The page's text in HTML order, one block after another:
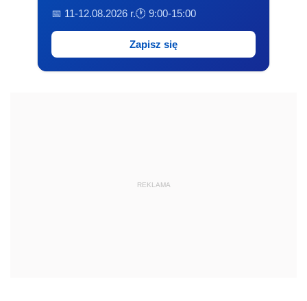
📅 11-12.08.2026 r.🕐 9:00-15:00
Zapisz się
REKLAMA